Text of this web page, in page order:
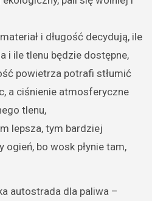
i długość decydują, ile
i ile tlenu będzie dostępne,
powietrza potrafi stłumić
a ciśnienie atmosferyczne
tlenu,
lepsza, tym bardziej
ogień, bo wosk płynie tam,
autostrada dla paliwa –